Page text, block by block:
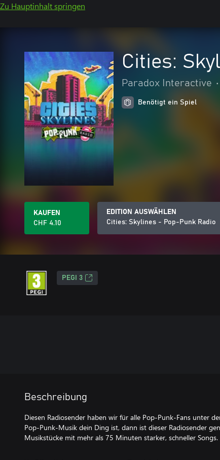
Zu Hauptinhalt springen
Cities:
Paradox Interactive •
Benötigt ein Spiel
KAUFEN
CHF 4.10
EDITION AUSWÄHLEN
Cities: Skylines - Pop-Punk Radio
PEGI 3
Beschreibung
Diesen Radiosender haben wir für alle Pop-Punk-Fans unter
Pop-Punk-Musik dein Ding ist, dann ist dieser Radiosender
Musikstücke mit mehr als 75 Minuten starker, schneller Songs.